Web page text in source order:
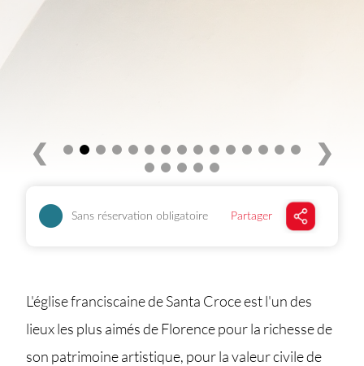
❮ ❯
Sans réservation obligatoire Partager
L'église franciscaine de Santa Croce est l'un des
lieux les plus aimés de Florence pour la richesse de
son patrimoine artistique, pour la valeur civile de